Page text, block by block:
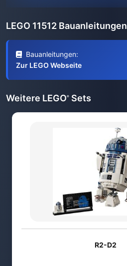
LEGO 11512 Bauanleitungen
Bauanleitungen:
Zur LEGO Webseite
Weitere LEGO® Sets
R2-D2